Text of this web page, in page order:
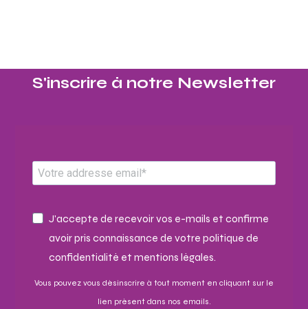
S'inscrire à notre Newsletter​
J'accepte de recevoir vos e-mails et confirme
avoir pris connaissance de votre politique de
confidentialité et mentions légales.
Vous pouvez vous désinscrire à tout moment en cliquant sur le
lien présent dans nos emails.